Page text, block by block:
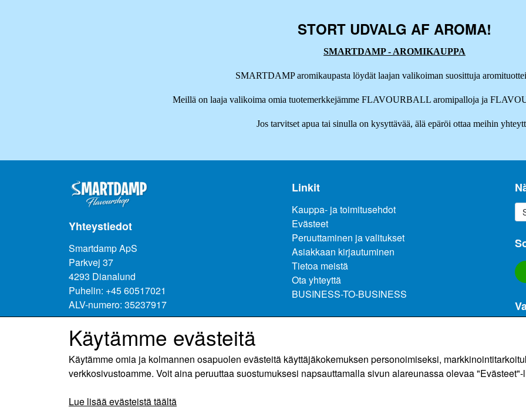
STORT UDVALG AF AROMA!
SMARTDAMP - AROMIKAUPPA
SMARTDAMP aromikaupasta löydät laajan valikoiman suosittuja
Meillä on laaja valikoima omia tuotemerkkejämme FLAVOURBALL aromipalloja ja
Jos tarvitset apua tai sinulla on kysyttävää, älä epäröi ottaa meihin
Yhteystiedot
Smartdamp ApS
Parkvej 37
4293 Dianalund
Puhelin: +45 60517021
ALV-numero: 35237917
Linkit
Kauppa- ja toimitusehdot
Evästeet
Peruuttaminen ja valitukset
Asiakkaan kirjautuminen
Tietoa meistä
Ota yhteyttä
BUSINESS-TO-BUSINESS
Käytämme evästeitä
Käytämme omia ja kolmannen osapuolen evästeitä käyttäjäkokemuksen personoimiseksi,
verkkosivustoamme. Voit aina peruuttaa suostumuksesi napsauttamalla sivun alareunassa olevaa
Lue lisää evästeistä täältä